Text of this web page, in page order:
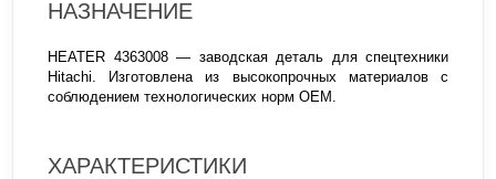
НАЗНАЧЕНИЕ
HEATER 4363008 — заводская деталь для спецтехники
Hitachi. Изготовлена из высокопрочных материалов с
соблюдением технологических норм OEM.
ХАРАКТЕРИСТИКИ